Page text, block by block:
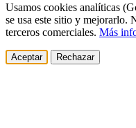
Usamos cookies analíticas
se usa este sitio y mejorarlo.
terceros comerciales. Más
Aceptar Rechazar